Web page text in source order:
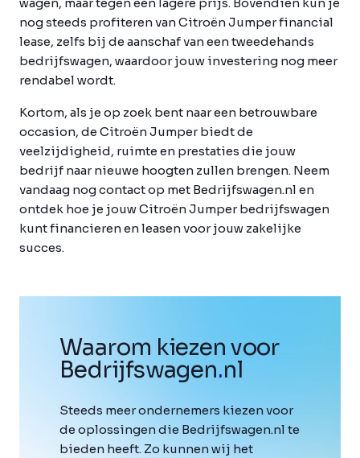
nog steeds profiteren van Citroën Jumper financial
lease, zelfs bij de aanschaf van een tweedehands
bedrijfswagen, waardoor jouw investering nog meer
rendabel wordt.
Kortom, als je op zoek bent naar een betrouwbare
occasion, de Citroën Jumper biedt de
veelzijdigheid, ruimte en prestaties die jouw
bedrijf naar nieuwe hoogten zullen brengen. Neem
vandaag nog contact op met Bedrijfswagen.nl en
ontdek hoe je jouw Citroën Jumper bedrijfswagen
kunt financieren en leasen voor jouw zakelijke
succes.
Waarom kiezen voor
Bedrijfswagen.nl
Steeds meer ondernemers kiezen voor
de oplossingen die Bedrijfswagen.nl te
bieden heeft. Zo kunnen wij het